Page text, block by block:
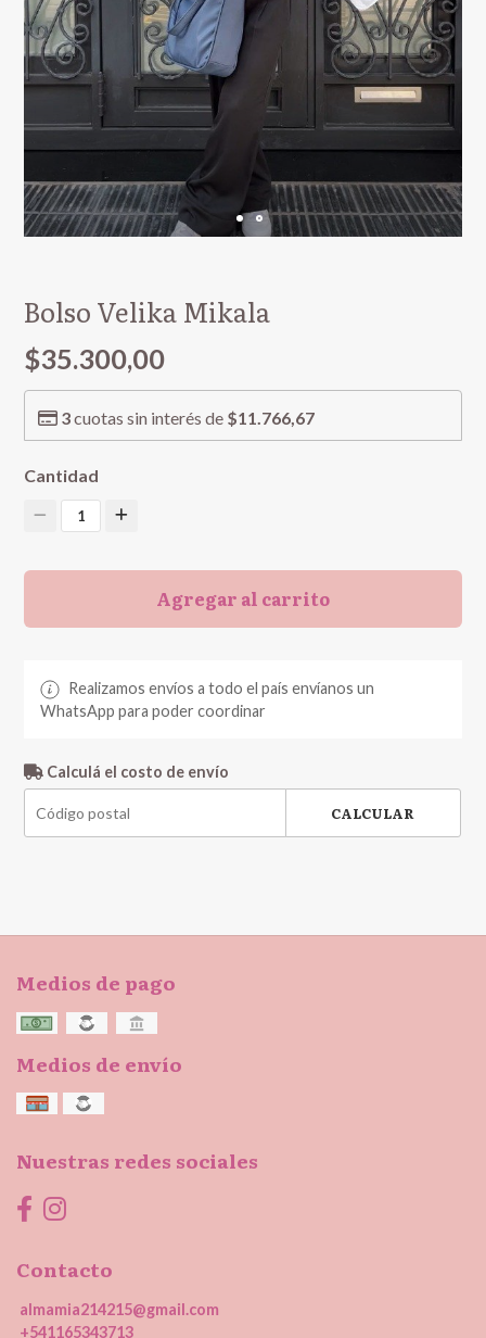
Bolso Velika Mikala
$35.300,00
3cuotas sin interés de $11.766,67
Cantidad
1
Agregar al carrito
Realizamos envíos a todo el país envíanos un
WhatsApp para poder coordinar
Calculá el costo de envío
CALCULAR
Medios de pago
Medios de envío
Nuestras redes sociales
Contacto
almamia214215@gmail.com
+541165343713